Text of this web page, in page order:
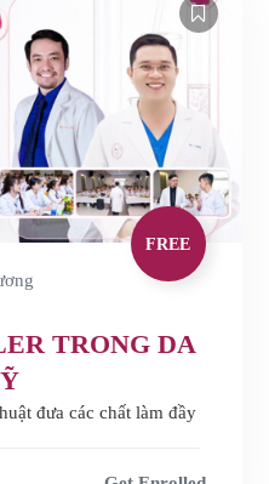
FREE
TRONG DA
đưa các chất làm đầy